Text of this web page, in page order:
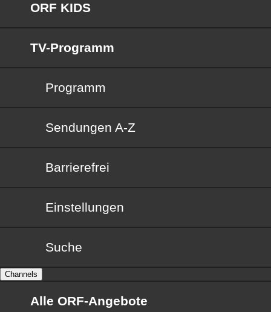
ORF KIDS
TV-Programm
Programm
Sendungen von A bis Z
Sendungen A-Z
Barrierefrei
Barrierefrei
Einstellungen
Suche
Channels
Alle ORF-Angebote